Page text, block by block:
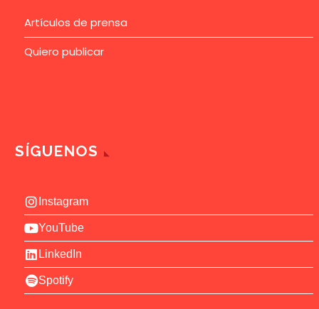
Artículos de prensa
Quiero publicar
SÍGUENOS
Instagram
YouTube
LinkedIn
Spotify